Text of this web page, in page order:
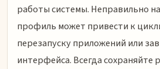
работы системы. Неправильно
профиль может привести к
перезапуску приложений или
интерфейса. Всегда